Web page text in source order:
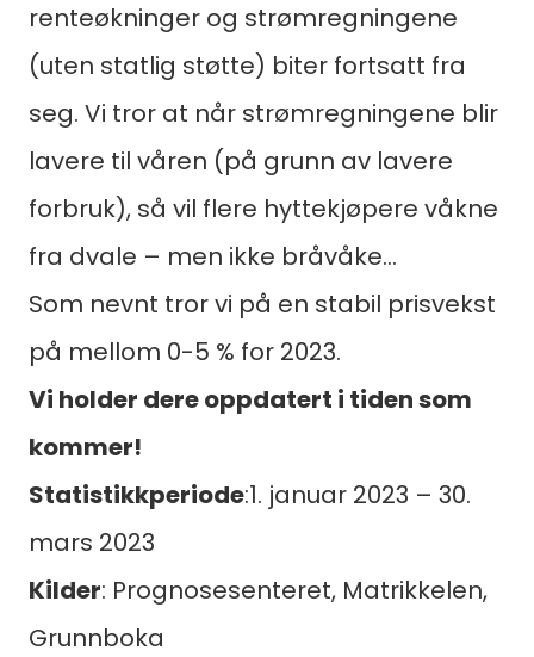
renteøkninger og strømregningene
(uten statlig støtte) biter fortsatt fra
seg. Vi tror at når strømregningene blir
lavere til våren (på grunn av lavere
forbruk), så vil flere hyttekjøpere våkne
fra dvale – men ikke bråvåke…
Som nevnt tror vi på en stabil prisvekst
på mellom 0-5 % for 2023.
Vi holder dere oppdatert i tiden som
kommer!
Statistikkperiode:1. januar 2023 – 30.
mars 2023
Kilder: Prognosesenteret, Matrikkelen,
Grunnboka